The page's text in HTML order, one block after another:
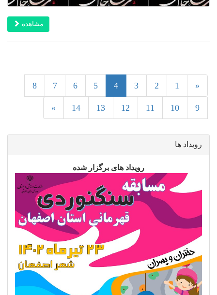
مشاهده
«
1
2
3
4
4
5
6
7
8
9
10
11
12
13
14
»
رویداد ها
رویداد های برگزار شده